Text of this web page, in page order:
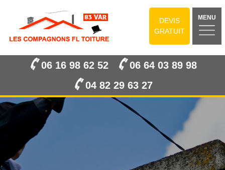
DEVIS
GRATUIT
MENU
06 16 98 62 52
06 64 03 89 98
04 82 29 63 27